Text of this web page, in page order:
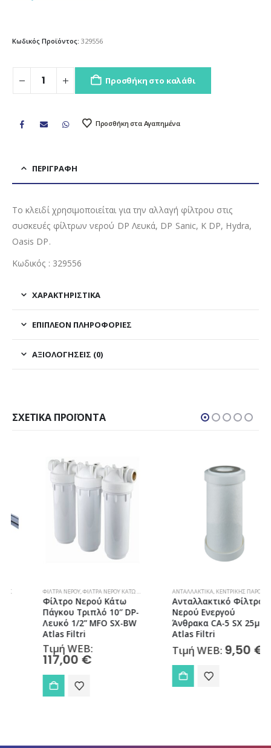
Κωδικός Προϊόντος: 329556
Προσθήκη στο καλάθι
Προσθήκη στα Αγαπημένα
ΠΕΡΙΓΡΑΦΉ
Το κλειδί χρησιμοποιείται για την αλλαγή φίλτρου στις
συσκευές φίλτρων νερού DP Λευκά, DP Sanic, K DP, Hydra,
Oasis DP.
Κωδικός : 329556
ΧΑΡΑΚΤΗΡΙΣΤΙΚΑ
ΕΠΙΠΛΈΟΝ ΠΛΗΡΟΦΟΡΊΕΣ
ΑΞΙΟΛΟΓΉΣΕΙΣ (0)
ΣΧΕΤΙΚΆ ΠΡΟΪΌΝΤΑ
ΦΊΛΤΡΑ ΝΕΡΟΎ,ΦΊΛΤΡΑ ΝΕΡΟΎ ΚΆΤΩ ΠΆΓΚΟΥ
Φίλτρο Νερού Κάτω
Πάγκου Τριπλό 10″ DP-
Λευκό 1/2” MFO SX-BW
Atlas Filtri
Τιμή WEB:
117,00€
ΑΝΤΑΛΛΑΚΤΙΚΆ,ΚΕΝΤΡΙΚΉΣ ΠΑΡΟΧΉΣ ,
Ανταλλακτικό Φίλτρο
Νερού Ενεργού
Άνθρακα CA-5 SX 25μm
Atlas Filtri
Τιμή WEB:9,50€